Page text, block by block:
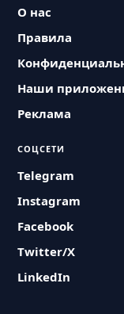
О нас
Правила
Наши
Реклама
СОЦСЕТИ
Telegram
Instagram
Facebook
Twitter/X
LinkedIn